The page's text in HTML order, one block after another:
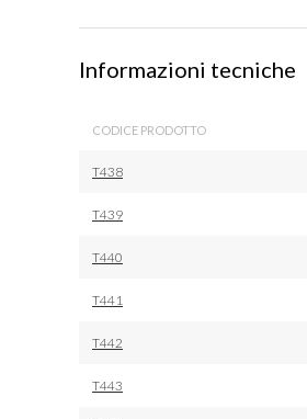
Informazioni tecniche
CODICE PRODOTTO
T438
T439
T440
T441
T442
T443